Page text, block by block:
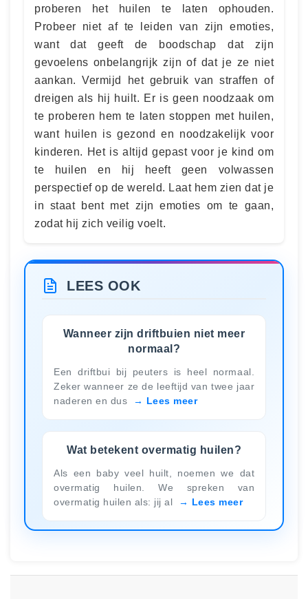
proberen het huilen te laten ophouden.
Probeer niet af te leiden van zijn emoties,
want dat geeft de boodschap dat zijn
gevoelens onbelangrijk zijn of dat je ze niet
aankan. Vermijd het gebruik van straffen of
dreigen als hij huilt. Er is geen noodzaak om
te proberen hem te laten stoppen met huilen,
want huilen is gezond en noodzakelijk voor
kinderen. Het is altijd gepast voor je kind om
te huilen en hij heeft geen volwassen
perspectief op de wereld. Laat hem zien dat je
in staat bent met zijn emoties om te gaan,
zodat hij zich veilig voelt.
LEES OOK
Wanneer zijn driftbuien niet meer
normaal?
Een driftbui bij peuters is heel normaal.
Zeker wanneer ze de leeftijd van twee jaar
naderen en dus
Lees meer
Wat betekent overmatig huilen?
Als een baby veel huilt, noemen we dat
overmatig huilen. We spreken van
overmatig huilen als: jij al
Lees meer